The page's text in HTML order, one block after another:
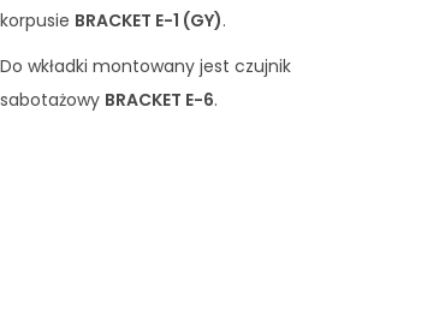
korpusie BRACKET E-1 (GY).
Do wkładki montowany jest czujnik
sabotażowy BRACKET E-6.